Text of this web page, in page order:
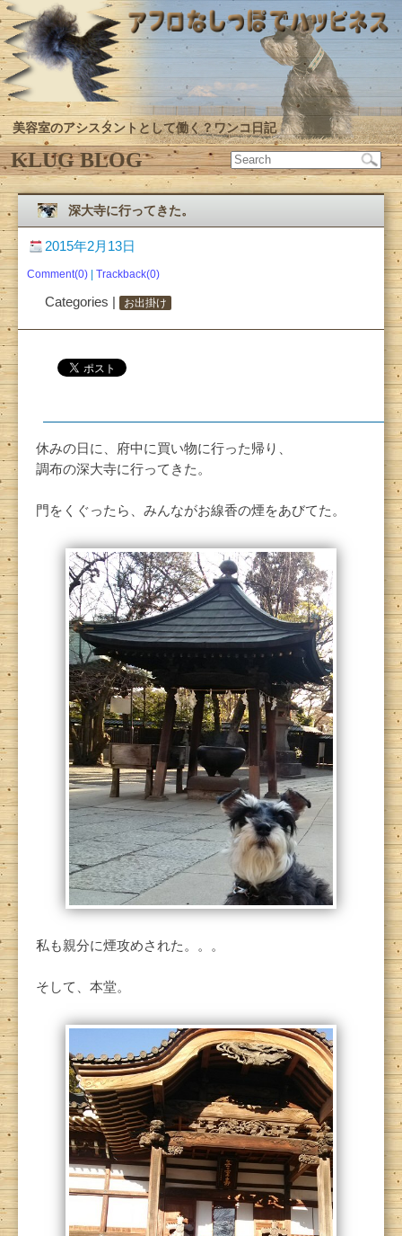
美容室のアシスタントとして働く？ワンコ日記
KLUG BLOG
深大寺に行ってきた。
2015年2月13日
Comment(0) Trackback(0)
Categories | お出掛け
休みの日に、府中に買い物に行った帰り、
調布の深大寺に行ってきた。
門をくぐったら、みんながお線香の煙をあびてた。
私も親分に煙攻めされた。。。
そして、本堂。